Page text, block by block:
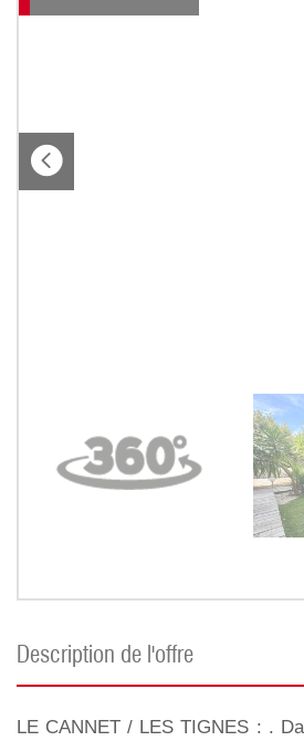
description de l'offre
LE CANNET / LES TIGNES : .